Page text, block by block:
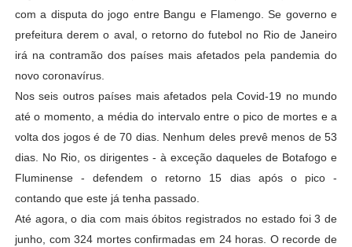
com a disputa do jogo entre Bangu e Flamengo. Se governo e
prefeitura derem o aval, o retorno do futebol no Rio de Janeiro
irá na contramão dos países mais afetados pela pandemia do
novo coronavírus.
Nos seis outros países mais afetados pela Covid-19 no mundo
até o momento, a média do intervalo entre o pico de mortes e a
volta dos jogos é de 70 dias. Nenhum deles prevê menos de 53
dias. No Rio, os dirigentes - à exceção daqueles de Botafogo e
Fluminense - defendem o retorno 15 dias após o pico -
contando que este já tenha passado.
Até agora, o dia com mais óbitos registrados no estado foi 3 de
junho, com 324 mortes confirmadas em 24 horas. O recorde de